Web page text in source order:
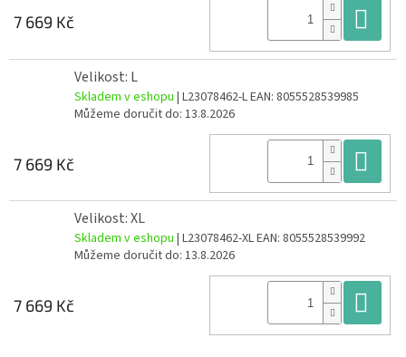
7 669 Kč
Velikost: L
Skladem v eshopu | L23078462-LEAN: 8055528539985
Můžeme doručit do: 13.8.2026
7 669 Kč
Velikost: XL
Skladem v eshopu | L23078462-XLEAN: 8055528539992
Můžeme doručit do: 13.8.2026
7 669 Kč